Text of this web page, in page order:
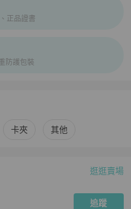
正品證書
防護包裝
相似商品推薦
卡夾 其他
逛逛賣場
追蹤